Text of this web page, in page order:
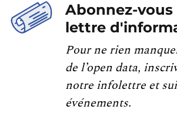
Abonnez-
lettre
Pour ne rien
de l’open data,
notre infolettre et
événements.